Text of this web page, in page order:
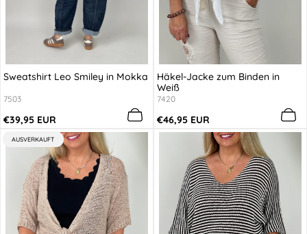
Sweatshirt Leo Smiley in Mokka
7503
Regulärer
Preis
€39,95 EUR
Häkel-Jacke zum Binden in
Weiß
7420
Regulärer
Preis
€46,95 EUR
PRODUKTBEZEICHNUNG:
AUSVERKAUFT